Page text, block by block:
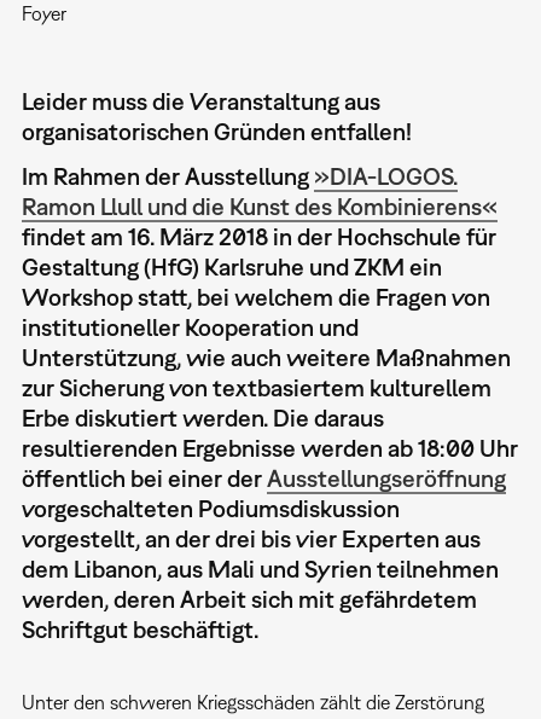
Foyer
Leider muss die Veranstaltung aus
organisatorischen Gründen entfallen!
Im Rahmen der Ausstellung »DIA-LOGOS.
Ramon Llull und die Kunst des Kombinierens«
findet am 16. März 2018 in der Hochschule für
Gestaltung (HfG) Karlsruhe und ZKM ein
Workshop statt, bei welchem die Fragen von
institutioneller Kooperation und
Unterstützung, wie auch weitere Maßnahmen
zur Sicherung von textbasiertem kulturellem
Erbe diskutiert werden. Die daraus
resultierenden Ergebnisse werden ab 18:00 Uhr
öffentlich bei einer derAusstellungseröffnung
vorgeschalteten Podiumsdiskussion
vorgestellt, an der drei bis vier Experten aus
dem Libanon, aus Mali und Syrien teilnehmen
werden, deren Arbeit sich mit gefährdetem
Schriftgut beschäftigt.
Unter den schweren Kriegsschäden zählt die Zerstörung